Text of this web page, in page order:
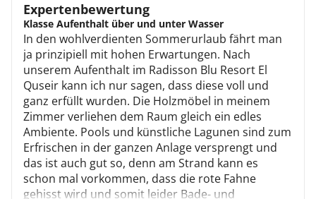
Expertenbewertung
Klasse Aufenthalt über und unter Wasser
In den wohlverdienten Sommerurlaub fährt man
ja prinzipiell mit hohen Erwartungen. Nach
unserem Aufenthalt im Radisson Blu Resort El
Quseir kann ich nur sagen, dass diese voll und
ganz erfüllt wurden. Die Holzmöbel in meinem
Zimmer verliehen dem Raum gleich ein edles
Ambiente. Pools und künstliche Lagunen sind zum
Erfrischen in der ganzen Anlage versprengt und
das ist auch gut so, denn am Strand kann es
schon mal vorkommen, dass die rote Fahne
gehisst wird und somit leider Bade- und